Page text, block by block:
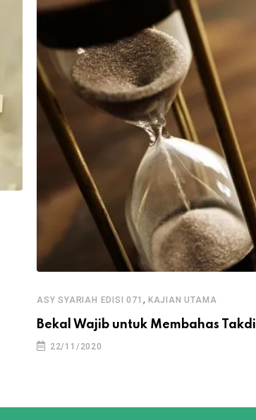
ASY SYARIAH EDISI 071 , KAJIAN UTAMA
Bekal Wajib untuk Membahas
22/11/2020